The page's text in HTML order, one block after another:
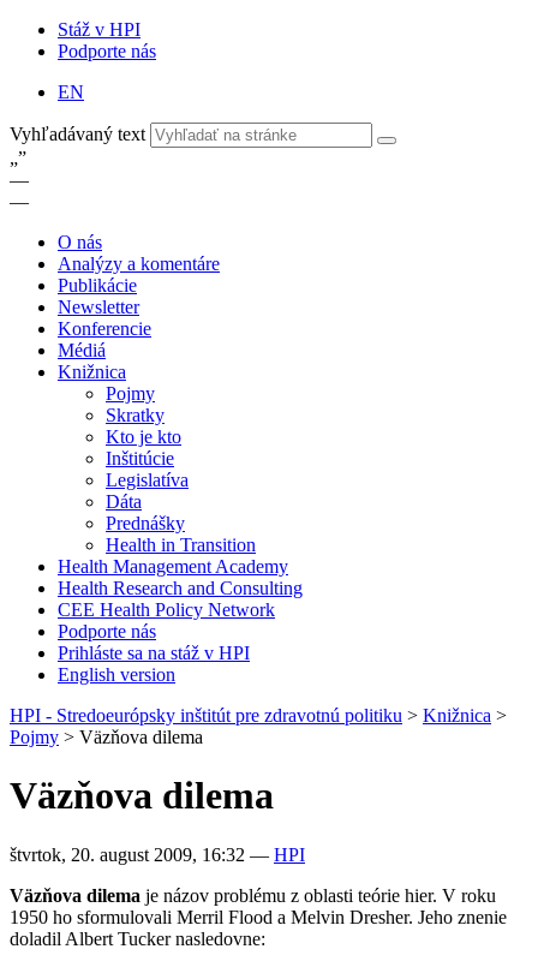
Stáž v HPI
Podporte nás
EN
Vyhľadávaný text
„”
—
—
O nás
Analýzy a komentáre
Publikácie
Newsletter
Konferencie
Médiá
Knižnica
Pojmy
Skratky
Kto je kto
Inštitúcie
Legislatíva
Dáta
Prednášky
Health in Transition
Health Management Academy
Health Research and Consulting
CEE Health Policy Network
Podporte nás
Prihláste sa na stáž v HPI
English version
HPI - Stredoeurópsky inštitút pre zdravotnú politiku > Knižnica >
Pojmy > Väzňova dilema
Väzňova dilema
štvrtok, 20. august 2009, 16:32 — HPI
Väzňova dilema je názov problému z oblasti teórie hier. V roku
1950 ho sformulovali Merril Flood a Melvin Dresher. Jeho znenie
doladil Albert Tucker nasledovne: